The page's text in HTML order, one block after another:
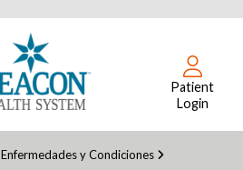
Patient
Login
Enfermedades y Condiciones